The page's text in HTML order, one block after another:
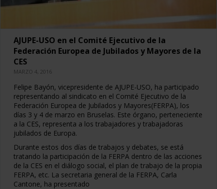
AJUPE-USO en el Comité Ejecutivo de la
Federación Europea de Jubilados y Mayores de la
CES
MARZO 4, 2016
Felipe Bayón, vicepresidente de AJUPE-USO, ha participado
representando al sindicato en el Comité Ejecutivo de la
Federación Europea de Jubilados y Mayores(FERPA), los
días 3 y 4 de marzo en Bruselas. Este órgano, perteneciente
a la CES, representa a los trabajadores y trabajadoras
jubilados de Europa.
Durante estos dos días de trabajos y debates, se está
tratando la participación de la FERPA dentro de las acciones
de la CES en el diálogo social, el plan de trabajo de la propia
FERPA, etc. La secretaria general de la FERPA, Carla
Cantone, ha presentado